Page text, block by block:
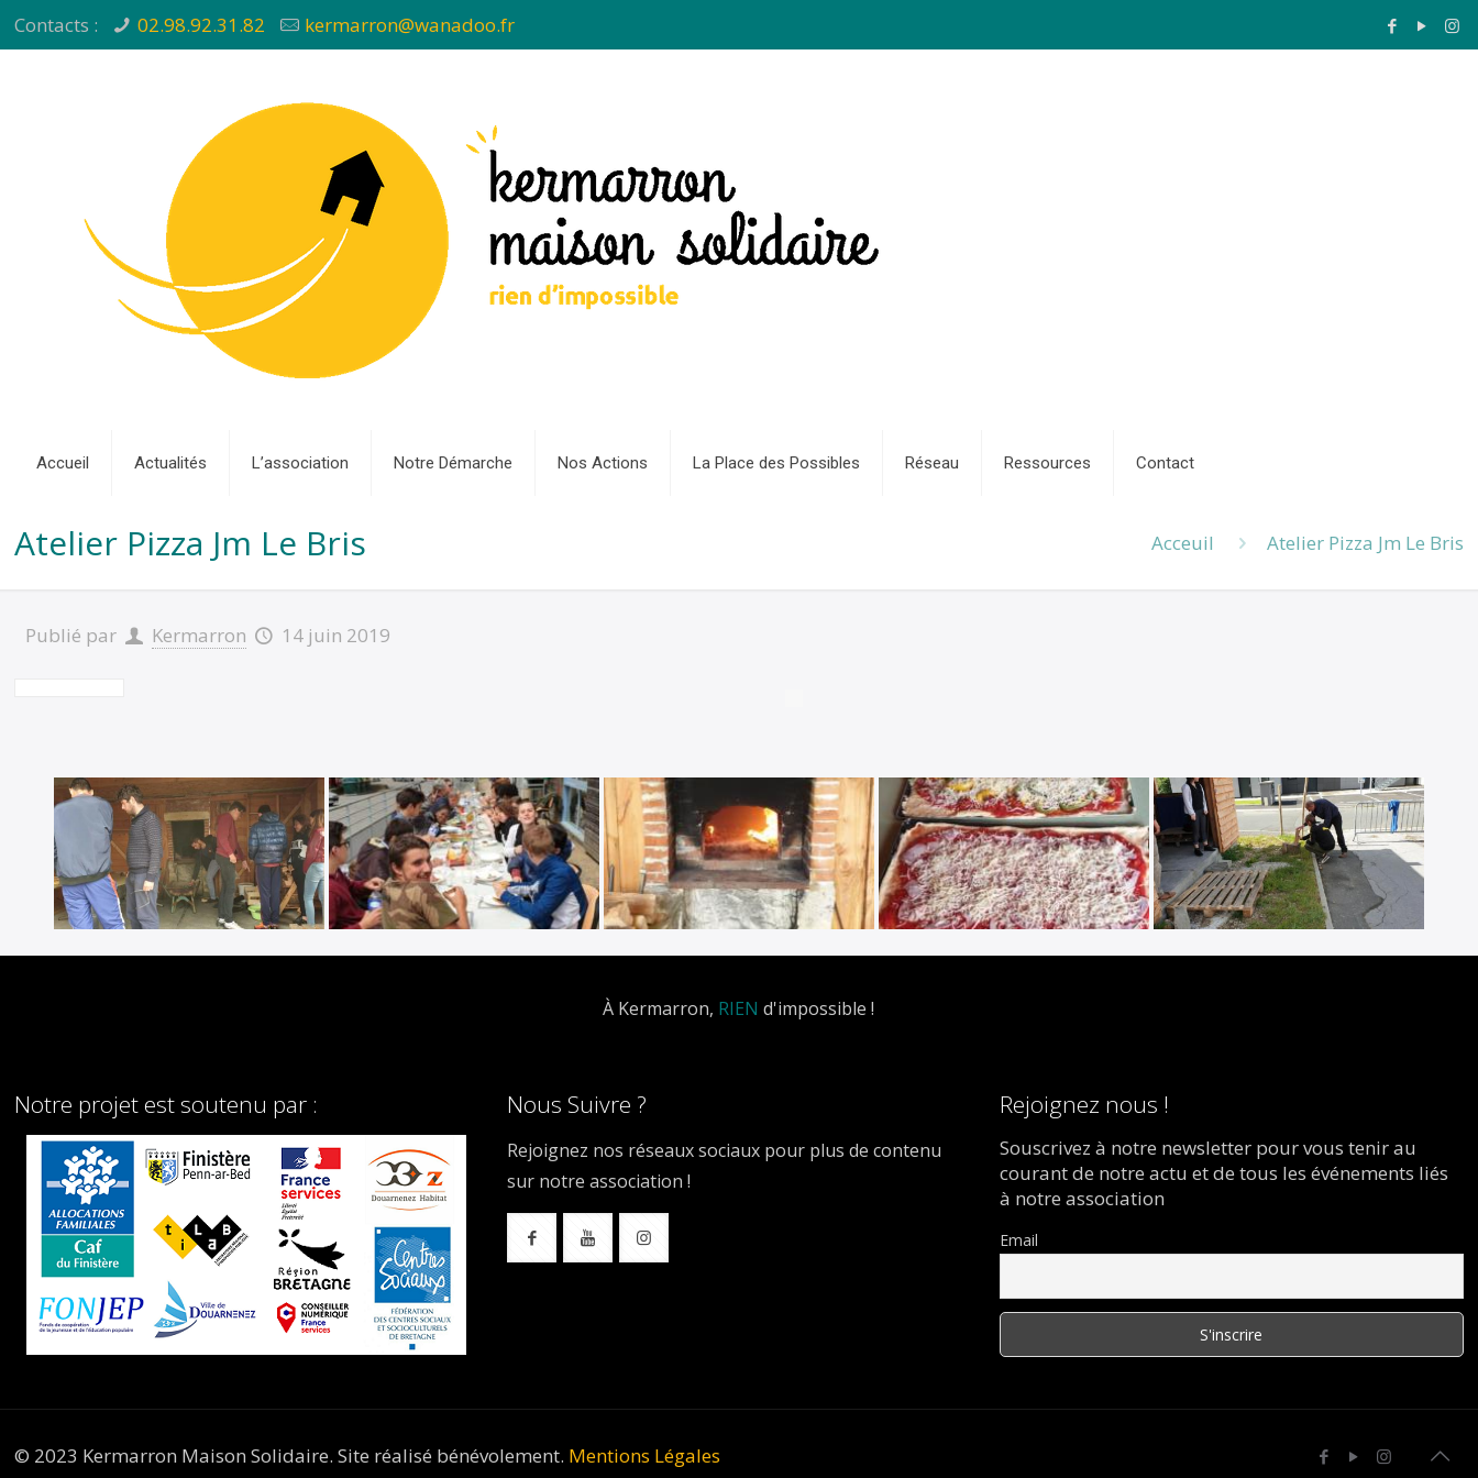
Contacts : 02.98.92.31.82 kermarron@wanadoo.fr
Accueil Actualités L’association Notre Démarche Nos Actions La Place des Possibles Réseau Ressources Contact
Atelier Pizza Jm Le Bris Acceuil Atelier Pizza Jm Le Bris
Publié par Kermarron 14 juin 2019
À Kermarron, RIEN d'impossible !
Notre projet est soutenu par : Nous Suivre ?
Rejoignez nos réseaux sociaux pour plus de contenu
sur notre association !
Rejoignez nous !
Souscrivez à notre newsletter pour vous tenir au
courant de notre actu et de tous les événements liés
à notre association
Email
© 2023 Kermarron Maison Solidaire. Site réalisé bénévolement. Mentions Légales